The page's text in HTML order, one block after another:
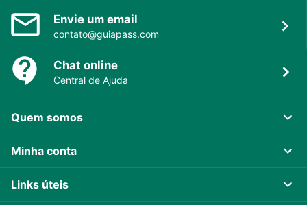
Envie um email
contato@guiapass.com
Chat online
Central de Ajuda
Quem somos
Minha conta
Links úteis